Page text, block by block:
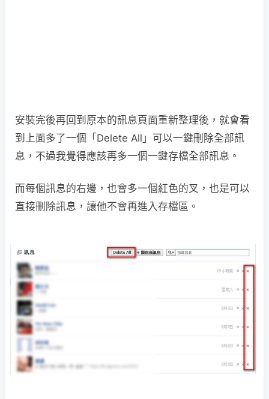
安裝完後再回到原本的訊息頁面重新整理後，就會看
到上面多了一個「Delete All」可以一鍵刪除全部訊
息，不過我覺得應該再多一個一鍵存檔全部訊息。
而每個訊息的右邊，也會多一個紅色的叉，也是可以
直接刪除訊息，讓他不會再進入存檔區。